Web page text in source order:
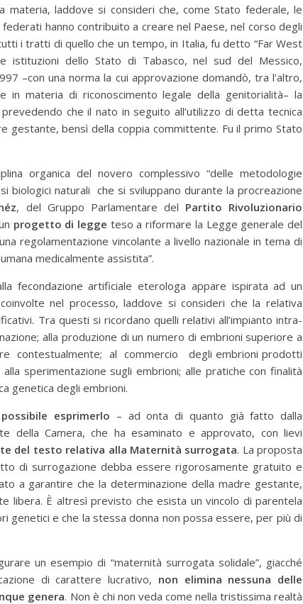
materia, laddove si consideri che, come Stato federale, le
hanno contribuito a creare nel Paese, nel corso degli
i tratti di quello che un tempo, in Italia, fu detto “Far West
istituzioni dello Stato di Tabasco, nel sud del Messico,
–con una norma la cui approvazione domandò, tra l’altro,
in materia di riconoscimento legale della genitorialità– la
che il nato in seguito all’utilizzo di detta tecnica
gestante, bensì della coppia committente. Fu il primo Stato
organica del novero complessivo “delle metodologie
biologici naturali che si sviluppano durante la procreazione
, del Gruppo Parlamentare del Partito Rivoluzionario
progetto di legge teso a riformare la Legge generale del
regolamentazione vincolante a livello nazionale in tema di
medicalmente assistita”.
fecondazione artificiale eterologa appare ispirata ad un
nel processo, laddove si consideri che la relativa
Tra questi si ricordano quelli relativi all’impianto intra-
alla produzione di un numero di embrioni superiore a
contestualmente; al commercio degli embrioni prodotti
sperimentazione sugli embrioni; alle pratiche con finalità
genetica degli embrioni.
esprimerlo – ad onta di quanto già fatto dalla
della Camera, che ha esaminato e approvato, con lievi
del testo relativa alla Maternità surrogata. La proposta
di surrogazione debba essere rigorosamente gratuito e
a garantire che la determinazione della madre gestante,
libera. È altresì previsto che esista un vincolo di parentela
genetici e che la stessa donna non possa essere, per più di
un esempio di “maternità surrogata solidale”, giacché
di carattere lucrativo, non elimina nessuna delle
genera. Non è chi non veda come nella tristissima realtà